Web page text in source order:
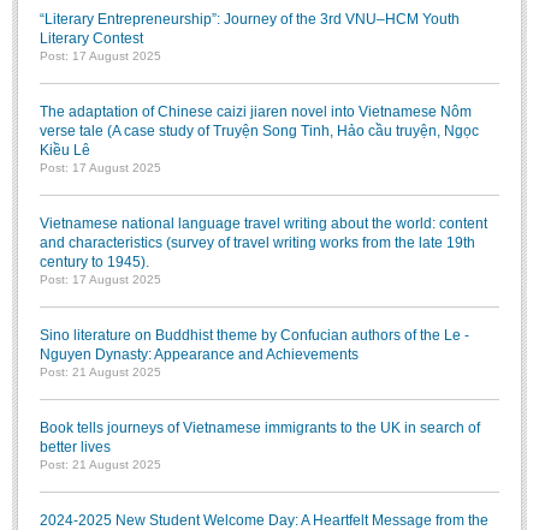
“Literary Entrepreneurship”: Journey of the 3rd VNU–HCM Youth
Literary Contest
Post: 17 August 2025
The adaptation of Chinese caizi jiaren novel into Vietnamese Nôm
verse tale (A case study of Truyện Song Tinh, Hảo cầu truyện, Ngọc
Kiều Lê
Post: 17 August 2025
Vietnamese national language travel writing about the world: content
and characteristics (survey of travel writing works from the late 19th
century to 1945).
Post: 17 August 2025
Sino literature on Buddhist theme by Confucian authors of the Le -
Nguyen Dynasty: Appearance and Achievements
Post: 21 August 2025
Book tells journeys of Vietnamese immigrants to the UK in search of
better lives
Post: 21 August 2025
2024-2025 New Student Welcome Day: A Heartfelt Message from the